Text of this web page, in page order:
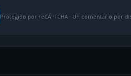
Protegido por reCAPTCHA · Un comentario por